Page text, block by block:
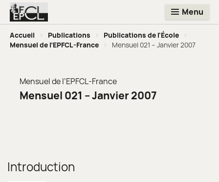
Menu
Accueil > Publications > Publications de l'École
>
Mensuel de l’EPFCL-France
> Mensuel 021 – Janvier 2007
Mensuel de l’EPFCL-France
Mensuel 021 – Janvier 2007
Introduction